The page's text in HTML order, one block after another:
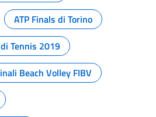
ATP Finals di Torino
Tennis 2019
Beach Volley FIBV